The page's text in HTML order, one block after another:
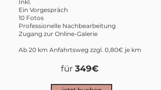
Inkl.
Ein Vorgespräch
10 Fotos
Professionelle Nachbearbeitung
Zugang zur Online-Galerie
Ab 20 km Anfahrtsweg zzgl. 0,80€ je km
für 349€